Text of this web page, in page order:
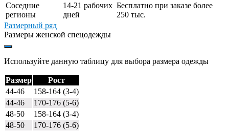
Соседние
регионы
14-21 рабочих
дней
Бесплатно при заказе более
250 тыс.
Размерный ряд
Размеры женской спецодежды
Используйте данную таблицу для выбора размера одежды
Размер
Рост
44-46
158-164 (3-4)
44-46
170-176 (5-6)
48-50
158-164 (3-4)
48-50
170-176 (5-6)